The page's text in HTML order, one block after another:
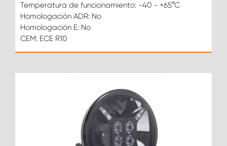
Temperatura de funcionamiento: -40 - +65°C
Homologación ADR: No
Homologación E: No
CEM: ECE R10